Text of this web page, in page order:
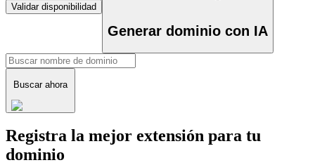
Validar disponibilidad
Generar dominio con IA
Buscar ahora
Registra la mejor extensión para tu
dominio